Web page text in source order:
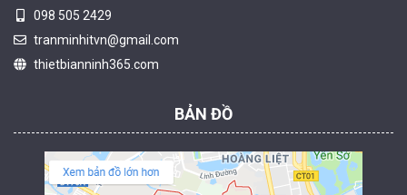
Camera tích hợp đầu báo nhiệt 2MP Hikfire HF-VH 221
1.679.000 đ
098 505 2429
tranminhitvn@gmail.com
thietbianninh365.com
BẢN ĐỒ